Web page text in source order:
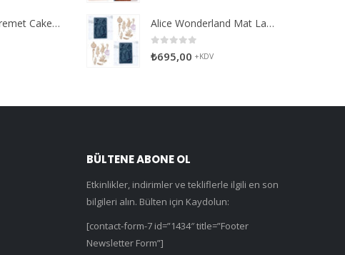
SD Select Entremet Cake Series: Star Cutter (Antreme Pasta Serisi: Yıldız Kesici) Alice Wonderland Mat Large
0
₺695,00 +KDV
BÜLTENE ABONE OL
Etkinlikler, indirimler ve tekliflerle ilgili en son
bilgileri alın. Bülten için Kaydolun:
[contact-form-7 id=”1434″ title=”Footer
Newsletter Form”]